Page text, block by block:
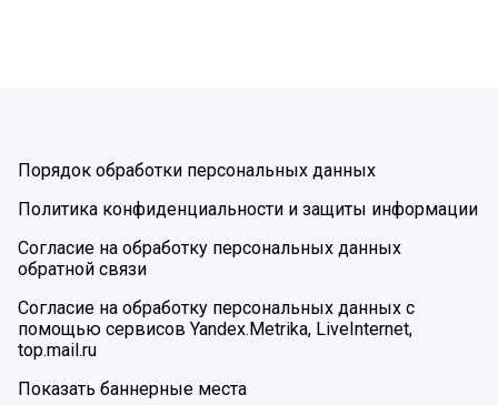
Порядок обработки персональных данных
Политика конфиденциальности и защиты информации
Согласие на обработку персональных данных
обратной связи
Согласие на обработку персональных данных с
помощью сервисов Yandex.Metrika, LiveInternet,
top.mail.ru
Показать баннерные места